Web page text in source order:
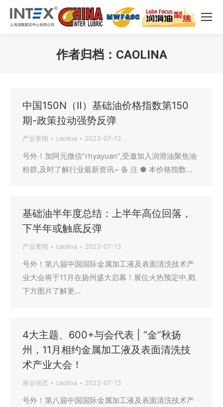
作者归档： CAOLINA
中国150N（Ⅱ）基础油价格指数第150
期-政策拉动强势反弹
产业要闻 caolina 2023-07-13
号外！加阿元微信“rhyayuan”,受邀加入润滑油聚焦油
粉群,及时了解行业最新资讯~ 备 注 ● 本价格指数…
基础油半年度总结：上半年高位回落，
下半年或触底反弹
产业要闻 caolina 2023-07-13
号外！第八届中国国际金属加工液及表面清洗技术产
业大会将于11月在扬州盛大启幕！展位火热预定中,戳
下方图片了解更…
4大主题、600+与会代表 | “金”秋扬
州，11月相约金属加工液及表面清洗技
术产业大会！
展会动态 caolina 2023-07-13
号外！第八届中国国际金属加工液及表面清洗技术产